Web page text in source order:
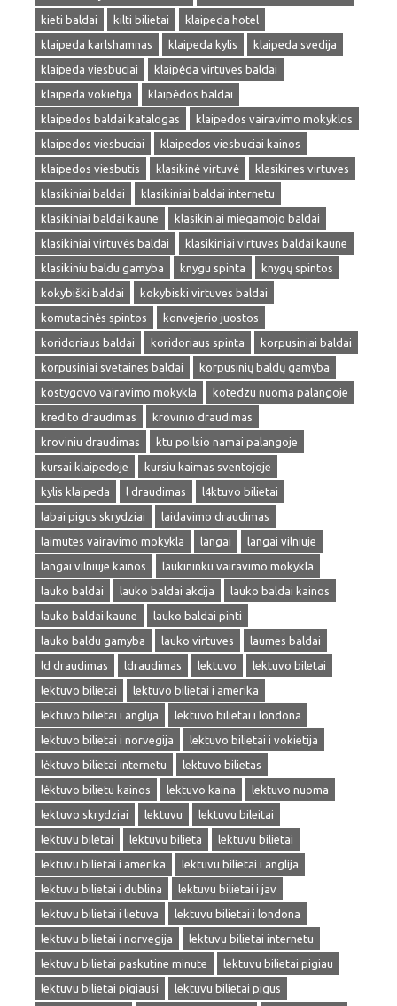
kieti baldai
kilti bilietai
klaipeda hotel
klaipeda karlshamnas
klaipeda kylis
klaipeda svedija
klaipeda viesbuciai
klaipėda virtuves baldai
klaipeda vokietija
klaipėdos baldai
klaipedos baldai katalogas
klaipedos vairavimo mokyklos
klaipedos viesbuciai
klaipedos viesbuciai kainos
klaipedos viesbutis
klasikinė virtuvė
klasikines virtuves
klasikiniai baldai
klasikiniai baldai internetu
klasikiniai baldai kaune
klasikiniai miegamojo baldai
klasikiniai virtuvės baldai
klasikiniai virtuves baldai kaune
klasikiniu baldu gamyba
knygu spinta
knygų spintos
kokybiški baldai
kokybiski virtuves baldai
komutacinės spintos
konvejerio juostos
koridoriaus baldai
koridoriaus spinta
korpusiniai baldai
korpusiniai svetaines baldai
korpusinių baldų gamyba
kostygovo vairavimo mokykla
kotedzu nuoma palangoje
kredito draudimas
krovinio draudimas
kroviniu draudimas
ktu poilsio namai palangoje
kursai klaipedoje
kursiu kaimas sventojoje
kylis klaipeda
l draudimas
l4ktuvo bilietai
labai pigus skrydziai
laidavimo draudimas
laimutes vairavimo mokykla
langai
langai vilniuje
langai vilniuje kainos
laukininku vairavimo mokykla
lauko baldai
lauko baldai akcija
lauko baldai kainos
lauko baldai kaune
lauko baldai pinti
lauko baldu gamyba
lauko virtuves
laumes baldai
ld draudimas
ldraudimas lektuvo
lektuvo biletai
lektuvo bilietai
lektuvo bilietai i amerika
lektuvo bilietai i anglija
lektuvo bilietai i londona
lektuvo bilietai i norvegija
lektuvo bilietai i vokietija
lėktuvo bilietai internetu
lektuvo bilietas
lėktuvo bilietu kainos
lektuvo kaina
lektuvo nuoma
lektuvo skrydziai
lektuvu
lektuvu bileitai
lektuvu biletai
lektuvu bilieta
lektuvu bilietai
lektuvu bilietai i amerika
lektuvu bilietai i anglija
lektuvu bilietai i dublina
lektuvu bilietai i jav
lektuvu bilietai i lietuva
lektuvu bilietai i londona
lektuvu bilietai i norvegija
lektuvu bilietai internetu
lektuvu bilietai paskutine minute
lektuvu bilietai pigiau
lektuvu bilietai pigiausi
lektuvu bilietai pigus